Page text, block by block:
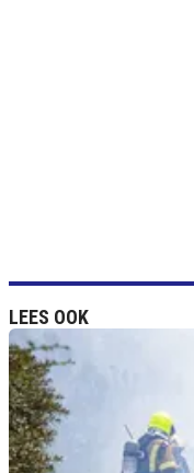
LEES OOK